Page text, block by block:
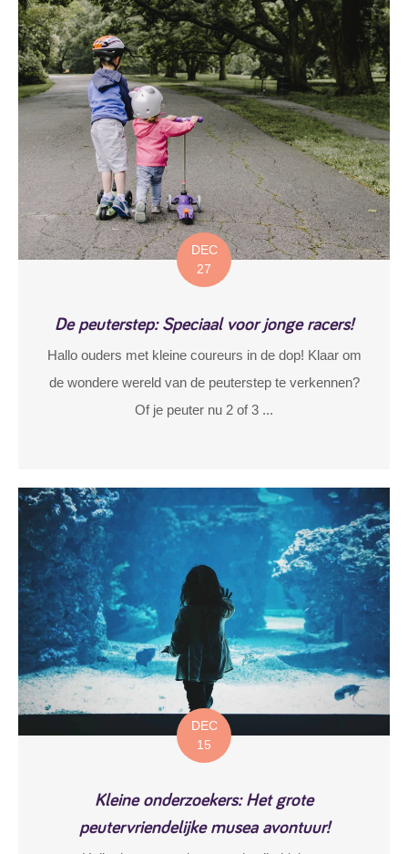
DEC
27
De peuterstep: Speciaal voor jonge racers!
Hallo ouders met kleine coureurs in de dop! Klaar om
de wondere wereld van de peuterstep te verkennen?
Of je peuter nu 2 of 3 ...
DEC
15
Kleine onderzoekers: Het grote
peutervriendelijke musea avontuur!